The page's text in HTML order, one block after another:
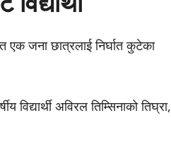
एक जना छात्रलाई निर्घात कुटेका
विद्यार्थी अविरल तिम्सिनाको तिघ्रा,